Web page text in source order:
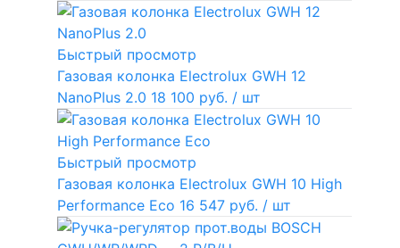
Быстрый просмотр
Газовая колонка Electrolux GWH 12
NanoPlus 2.0 18 100 руб. / шт
Быстрый просмотр
Газовая колонка Electrolux GWH 10 High
Performance Eco 16 547 руб. / шт